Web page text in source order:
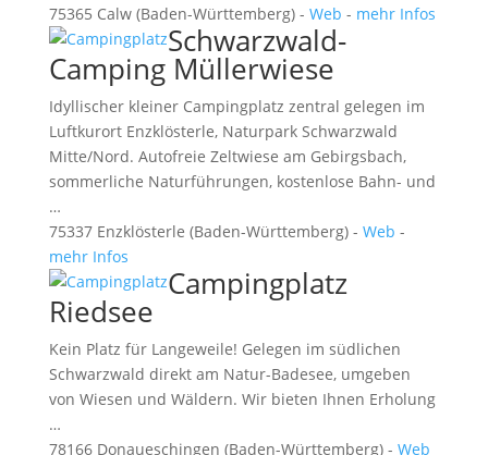
75365 Calw (Baden-Württemberg) - Web - mehr Infos
Schwarzwald-
Camping Müllerwiese
Idyllischer kleiner Campingplatz zentral gelegen im
Luftkurort Enzklösterle, Naturpark Schwarzwald
Mitte/Nord. Autofreie Zeltwiese am Gebirgsbach,
sommerliche Naturführungen, kostenlose Bahn- und
…
75337 Enzklösterle (Baden-Württemberg) - Web -
mehr Infos
Campingplatz
Riedsee
Kein Platz für Langeweile! Gelegen im südlichen
Schwarzwald direkt am Natur-Badesee, umgeben
von Wiesen und Wäldern. Wir bieten Ihnen Erholung
…
78166 Donaueschingen (Baden-Württemberg) - Web